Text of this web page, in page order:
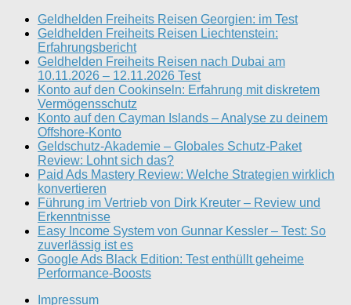
Geldhelden Freiheits Reisen Georgien: im Test
Geldhelden Freiheits Reisen Liechtenstein:
Erfahrungsbericht
Geldhelden Freiheits Reisen nach Dubai am
10.11.2026 – 12.11.2026 Test
Konto auf den Cookinseln: Erfahrung mit diskretem
Vermögensschutz
Konto auf den Cayman Islands – Analyse zu deinem
Offshore-Konto
Geldschutz-Akademie – Globales Schutz-Paket
Review: Lohnt sich das?
Paid Ads Mastery Review: Welche Strategien wirklich
konvertieren
Führung im Vertrieb von Dirk Kreuter – Review und
Erkenntnisse
Easy Income System von Gunnar Kessler – Test: So
zuverlässig ist es
Google Ads Black Edition: Test enthüllt geheime
Performance-Boosts
Impressum